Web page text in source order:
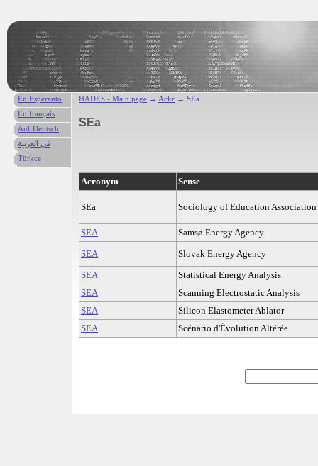
HADES - Main page → Ackr → SEa
SEa
Acronym Sense
SEa Sociology of Education Association
SEA
Samsø Energy Agency
SEA
Slovak Energy Agency
SEA
Statistical Energy Analysis
SEA
Scanning Electrostatic Analysis
SEA
Silicon Elastometer Ablator
SEA
Scénario d'Évolution Altérée
En Esperanto
En français
Auf Deutsch
في العربية
Türkce